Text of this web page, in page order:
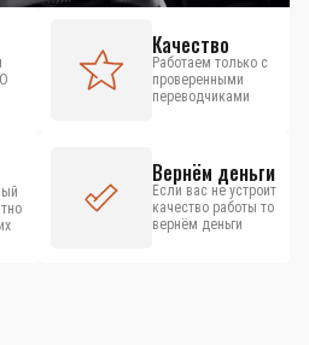
Качество
Работаем только с
проверенными
переводчиками
Вернём деньги
Если вас не устроит
качество работы то
вернём деньги